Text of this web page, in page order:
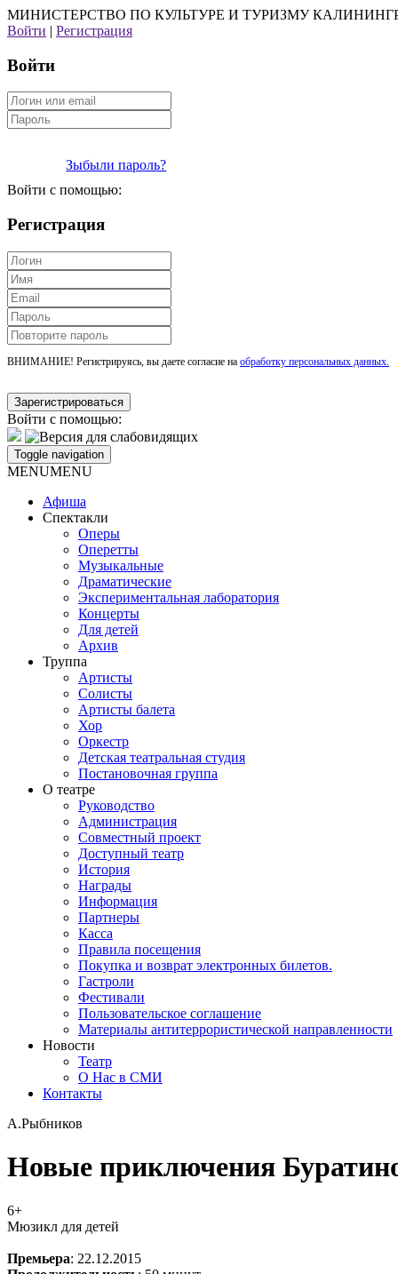
МИНИСТЕРСТВО ПО КУЛЬТУРЕ И ТУРИЗМУ
Войти | Регистрация
Войти
Зыбыли пароль?
Войти с помощью:
Регистрация
ВНИМАНИЕ! Регистрируясь, вы даете согласие на обработку персональных данных.
Войти с помощью:
Toggle navigation
MENUMENU
Афиша
Спектакли
Оперы
Оперетты
Музыкальные
Драматические
Экспериментальная лаборатория
Концерты
Для детей
Архив
Труппа
Артисты
Солисты
Артисты балета
Хор
Оркестр
Детская театральная студия
Постановочная группа
О театре
Руководство
Администрация
Совместный проект
Доступный театр
История
Награды
Информация
Партнеры
Касса
Правила посещения
Покупка и возврат электронных билетов.
Гастроли
Фестивали
Пользовательское соглашение
Материалы антитеррористической направленности
Новости
Театр
О Нас в СМИ
Контакты
А.Рыбников
Новые приключения
6+
Мюзикл для детей
Премьера: 22.12.2015